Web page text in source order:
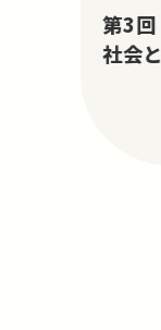
第3回 政策学の視点から－現代
社会